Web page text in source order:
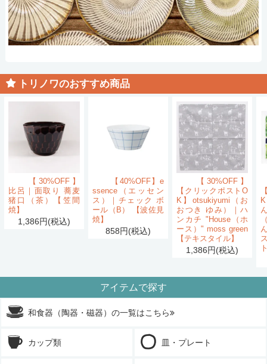
トリノワのおすすめ商品
【30%OFF】
比呂｜面取り 蕎麦
猪口（茶）【笠間
焼】
1,386円(税込)
【40%OFF】e
ssence（エッセン
ス）｜チェック ボ
ール（B） 【波佐見
焼】
858円(税込)
【30%OFF】
【クリックポストO
K】otsukiyumi（お
おつき ゆみ）｜ハ
ンカチ "House（ホ
ース）" moss green
【テキスタイル】
1,386円(税込)
アイテムで探す
和食器（陶器・磁器）の一覧はこちら
カップ類 皿・プレート